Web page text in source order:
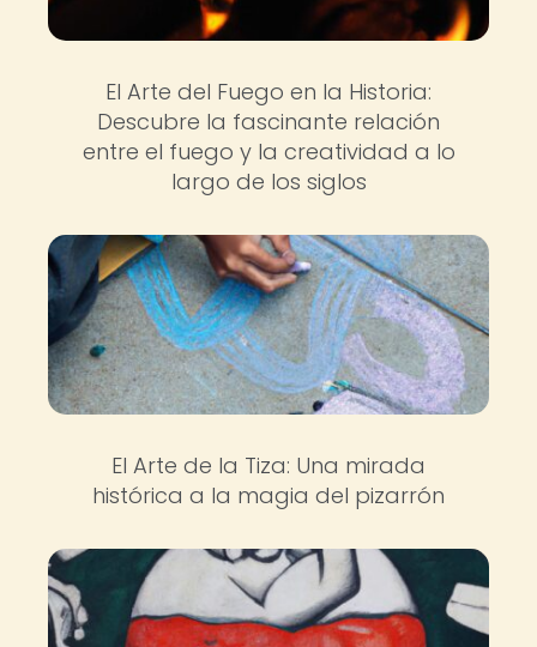
El Arte del Fuego en la Historia:
Descubre la fascinante relación
entre el fuego y la creatividad a lo
largo de los siglos
El Arte de la Tiza: Una mirada
histórica a la magia del pizarrón